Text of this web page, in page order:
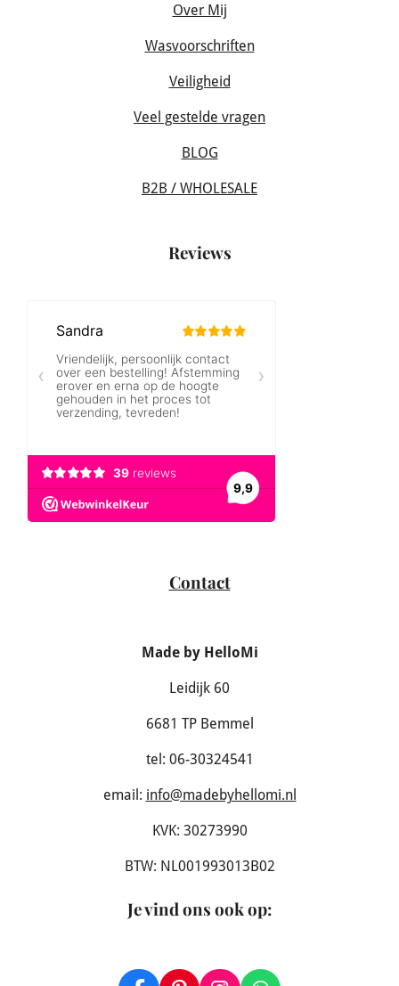
Over Mij
Wasvoorschriften
Veiligheid
Veel gestelde vragen
BLOG
B2B / WHOLESALE
Reviews
Contact
Made by HelloMi
Leidijk 60
6681 TP Bemmel
tel: 06-30324541
email: info@madebyhellomi.nl
KVK: 30273990
BTW: NL001993013B02
Je vind ons ook op: